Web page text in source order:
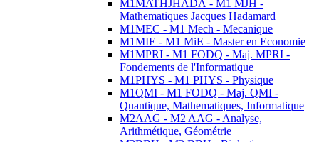
M1MATHJHADA - M1 MJH -
Mathematiques Jacques Hadamard
M1MEC - M1 Mech - Mecanique
M1MIE - M1 MiE - Master en Economie
M1MPRI - M1 FODQ - Maj. MPRI -
Fondements de l'Informatique
M1PHYS - M1 PHYS - Physique
M1QMI - M1 FODQ - Maj. QMI -
Quantique, Mathematiques, Informatique
M2AAG - M2 AAG - Analyse,
Arithmétique, Géométrie